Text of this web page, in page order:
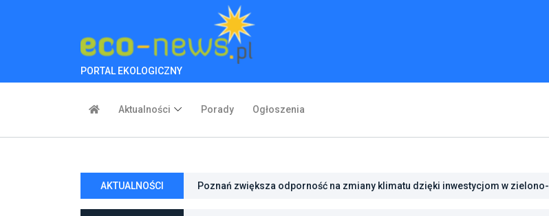
PORTAL EKOLOGICZNY
Aktualności Porady Ogłoszenia
AKTUALNOŚCI Poznań zwiększa odporność na zmiany klimatu dzięki inwestycjom w zielono-